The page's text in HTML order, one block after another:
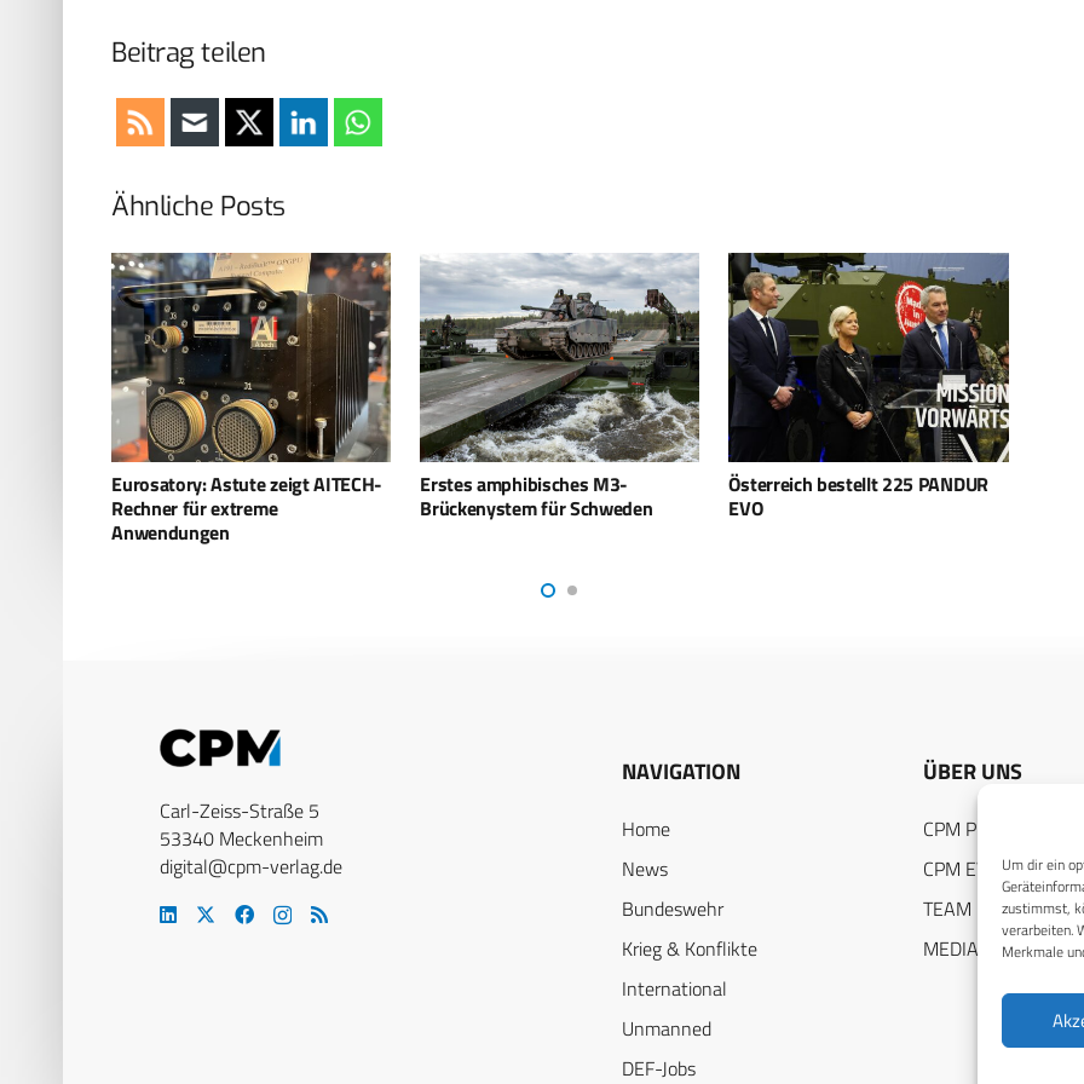
Um dir ein
zustimmst,
verarbeiten.
Merkmale
Beitrag teilen
Ähnliche Posts
Erstes amphibisches M3-
Brückenystem für Schweden
Österreich bestellt 225 PANDUR
EVO
Eurosatory: Caracal zeigt hohe
Mobilität mit synthetischem
Carl-Zeiss-Straße 5
53340 Meckenheim
digital@cpm-verlag.de
NAVIGATION
Home
News
Bundeswehr
Krieg & Konflikte
International
Unmanned
DEF-Jobs
ÜBER UNS
CPM PUBLICATIONS
CPM EVENTS
TEAM
MEDIADATEN